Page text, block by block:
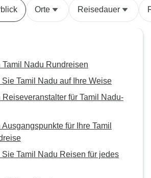
Orte Reisedauer
Tamil Nadu Rundreisen
Sie Tamil Nadu auf Ihre Weise
Reiseveranstalter für Tamil Nadu-
für Ihre Tamil
Sie Tamil Nadu Reisen für jedes